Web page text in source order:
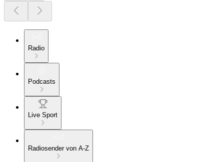
Radio
Podcasts
Live Sport
Radiosender von A-Z